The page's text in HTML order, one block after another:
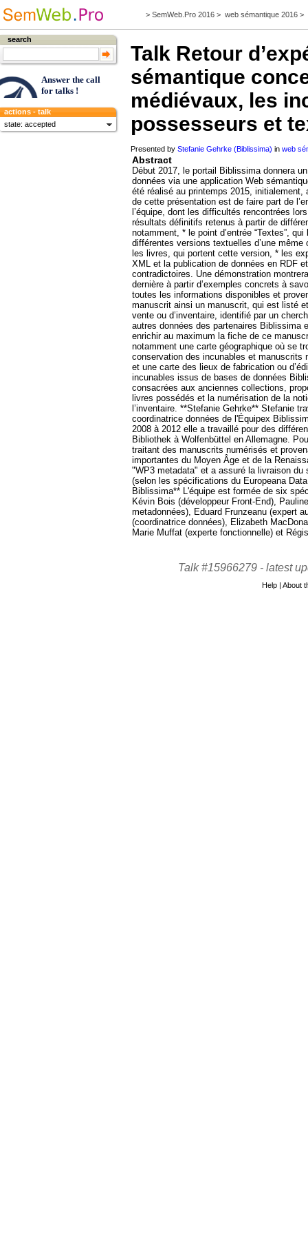
> SemWeb.Pro 2016 > web sémantique 2016 >
search
Answer the call
for talks !
actions - talk
state: accepted
Talk Retour
sémantique
médiévaux, les
possesseurs et
Presented byStefanie Gehrke (Biblissima) inweb
Abstract
Début 2017, le portail Biblissima donnera
données via une application Web
été réalisé au printemps 2015, initialement,
de cette présentation est de faire part de
l’équipe, dont les difficultés rencontrées
résultats définitifs retenus à partir de
notamment, * le point d’entrée “Textes”,
différentes versions textuelles d’une
les livres, qui portent cette version, * les
XML et la publication de données en RDF
contradictoires. Une démonstration
dernière à partir d’exemples concrets à
toutes les informations disponibles et
manuscrit ainsi un manuscrit, qui est listé
vente ou d’inventaire, identifié par un
autres données des partenaires Biblissima
enrichir au maximum la fiche de ce
notamment une carte géographique où se
conservation des incunables et manuscrits
et une carte des lieux de fabrication ou
incunables issus de bases de données
consacrées aux anciennes collections,
livres possédés et la numérisation de la
l’inventaire. **Stefanie Gehrke** Stefanie
coordinatrice données de l'Équipex
2008 à 2012 elle a travaillé pour des
Bibliothek à Wolfenbüttel en Allemagne.
traitant des manuscrits numérisés et
importantes du Moyen Âge et de la
"WP3 metadata" et a assuré la livraison du
(selon les spécifications du Europeana
Biblissima** L'équipe est formée de six
Kévin Bois (développeur Front-End),
metadonnées), Eduard Frunzeanu (expert
(coordinatrice données), Elizabeth
Marie Muffat (experte fonctionnelle) et
Talk #15966279 - latest
Help | About